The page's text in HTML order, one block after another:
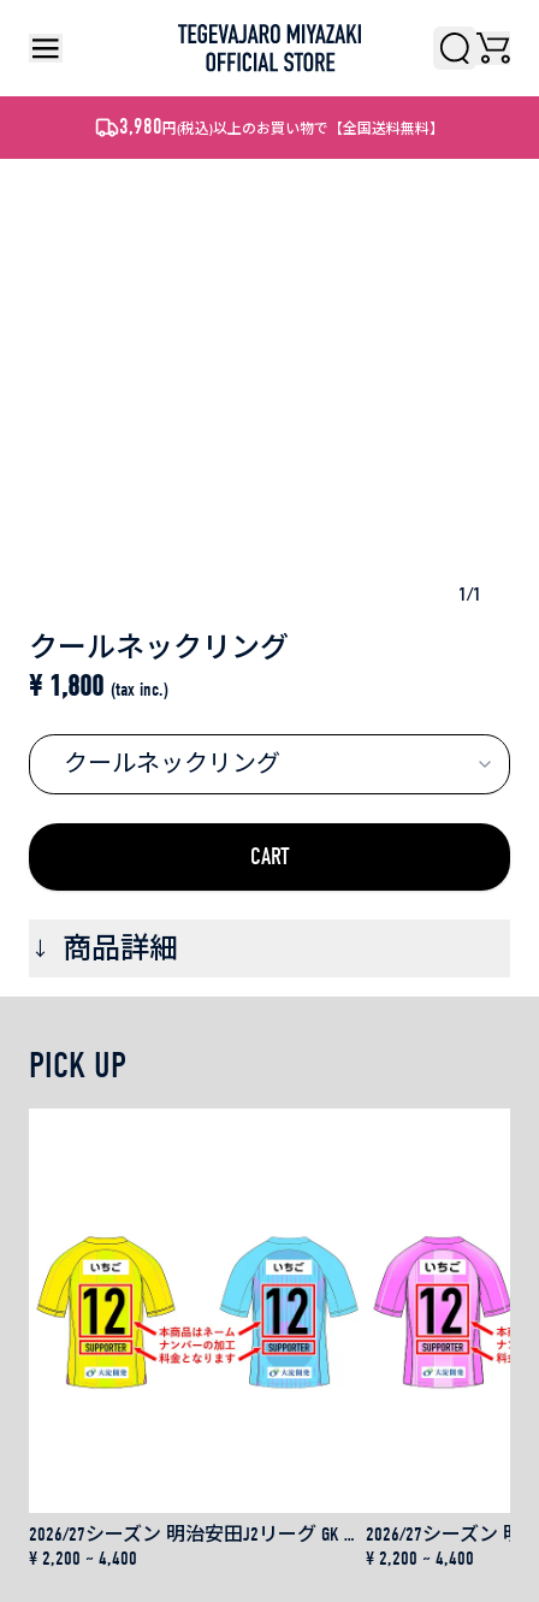
検索検索
3,980 円(税込)以上のお買い物で【全国送料無料】
1/1
クールネックリング
¥ 1,800 (tax inc.)
クールネックリング
CART
→ 商品詳細
■おすすめポイント💡
28℃以下の環境で自然と冷たくなる、何度も繰り返し
使える便利なひんやりアイテムです！さりげないロゴ
で、日常遣いにぴったりなデザインに仕上げました。
PICK UP
2026/27シーズン 明治安田J2リーグ GK レプリカユニフォーム用 ネーム＆ナンバー
¥ 2,200 ~ 4,400
¥ 2,200 ~ 4,400